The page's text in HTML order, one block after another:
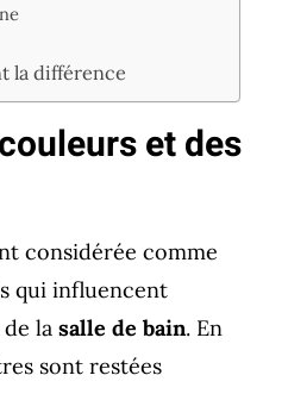
la différence
et des
considérée comme
qui influencent
de la salle de bain. En
sont restées